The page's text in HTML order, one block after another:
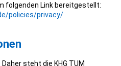
folgenden Link bereitgestellt:
policies/privacy/
steht die KHG TUM